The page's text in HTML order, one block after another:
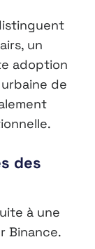
un
adoption
de
des
à une
Binance.